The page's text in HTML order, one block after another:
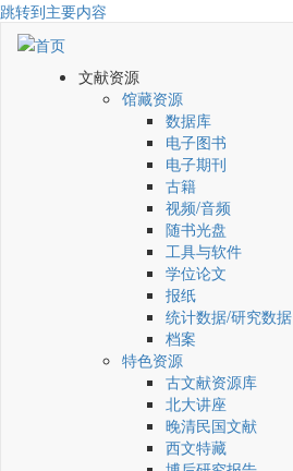
跳转到主要内容
文献资源
馆藏资源
数据库
电子图书
电子期刊
古籍
视频/音频
随书光盘
工具与软件
学位论文
报纸
统计数据/研究数据
档案
特色资源
古文献资源库
北大讲座
晚清民国文献
西文特藏